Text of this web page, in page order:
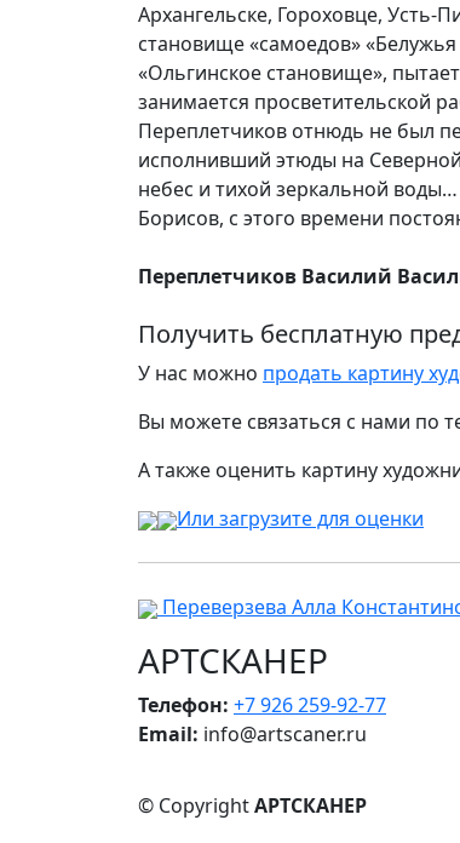
Архангельске, Гороховце,
становище «самоедов»
«Ольгинское становище»,
занимается просветительской
Переплетчиков отнюдь не был
исполнивший этюды на
небес и тихой зеркальной
Борисов, с этого времени
Переплетчиков Василий
Получить бесплатную
У нас можно продать картину
Вы можете связаться с нами по
А также оценить картину
Или загрузите для оценки
Переверзева Алла
АРТСКАНЕР
Телефон: +7 926 259-92-77
Email: info@artscaner.ru
© CopyrightАРТСКАНЕР